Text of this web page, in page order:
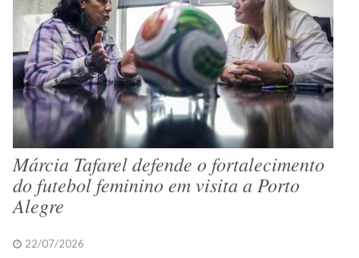
Márcia Tafarel defende o fortalecimento
do futebol feminino em visita a Porto
Alegre
22/07/2026